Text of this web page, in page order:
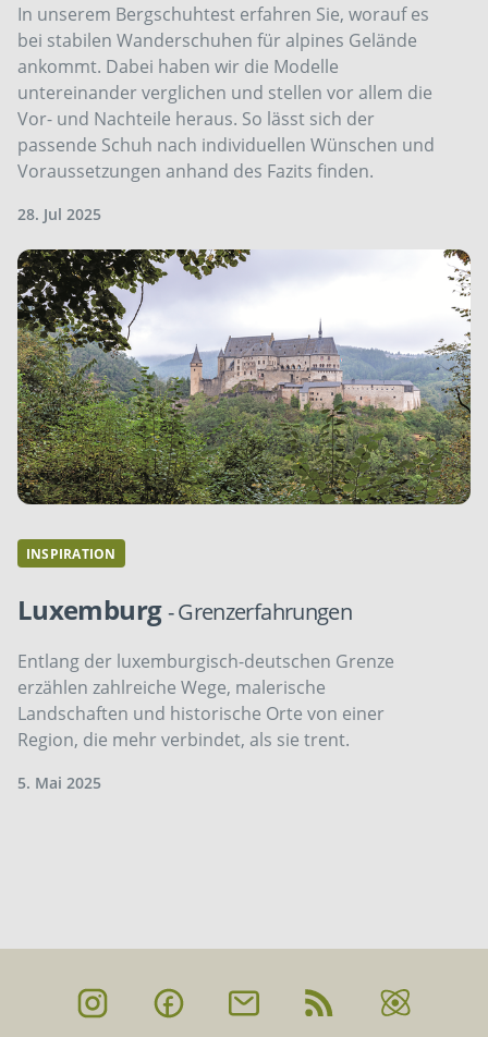
In unserem Bergschuhtest erfahren Sie, worauf es
bei stabilen Wanderschuhen für alpines Gelände
ankommt. Dabei haben wir die Modelle
untereinander verglichen und stellen vor allem die
Vor- und Nachteile heraus. So lässt sich der
passende Schuh nach individuellen Wünschen und
Voraussetzungen anhand des Fazits finden.
28. Jul 2025
INSPIRATION
Luxemburg- Grenzerfahrungen
Entlang der luxemburgisch-deutschen Grenze
erzählen zahlreiche Wege, malerische
Landschaften und historische Orte von einer
Region, die mehr verbindet, als sie trent.
5. Mai 2025